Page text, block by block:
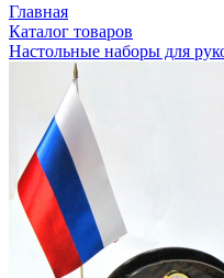
Главная
Каталог товаров
Настольные наборы для